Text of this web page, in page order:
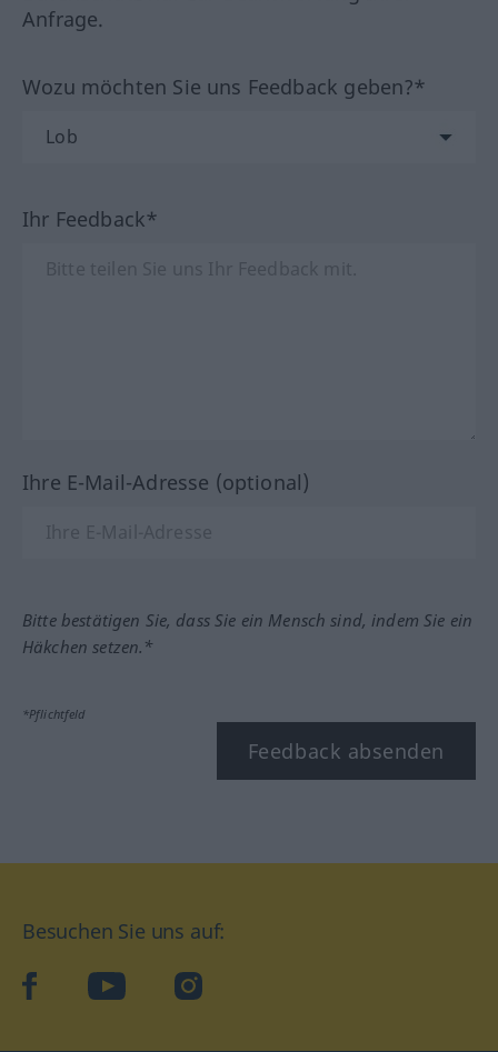
Anfrage.
Wozu möchten Sie uns Feedback geben?*
Ihr Feedback*
Ihre E-Mail-Adresse (optional)
Bitte bestätigen Sie, dass Sie ein Mensch sind, indem Sie ein
Häkchen setzen.*
*Pflichtfeld
Feedback absenden
Besuchen Sie uns auf:
facebookYouTube Instagram